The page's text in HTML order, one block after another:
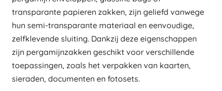
transparante papieren zakken, zijn geliefd vanwege
hun semi-transparante materiaal en eenvoudige,
zelfklevende sluiting. Dankzij deze eigenschappen
zijn pergamijnzakken geschikt voor verschillende
toepassingen, zoals het verpakken van kaarten,
sieraden, documenten en fotosets.